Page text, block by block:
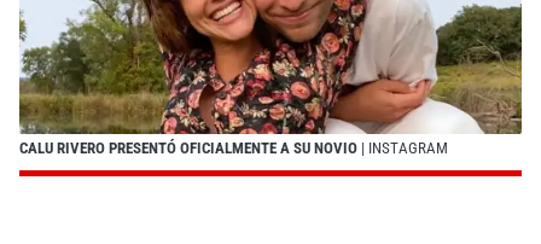
CALU RIVERO PRESENTÓ OFICIALMENTE A SU NOVIO | INSTAGRAM